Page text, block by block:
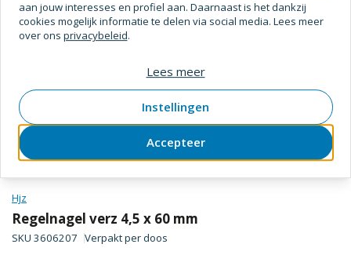
Prijs op aanvraag
Hjz
Regelnagel verz 4,5 x 60 mm
SKU 3606207 Verpakt perdoos
aan jouw interesses en profiel aan. Daarnaast is het dankzij
cookies mogelijk informatie te delen via social media. Lees meer
over ons privacybeleid.
Accepteer
Instellingen
Lees meer